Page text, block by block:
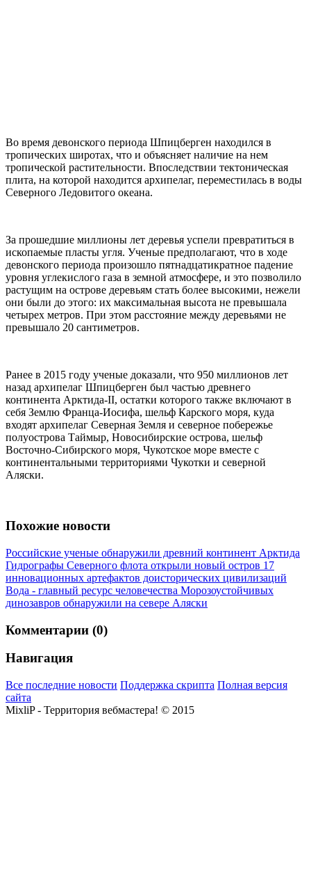
Во время девонского периода Шпицберген находился в
тропических широтах, что и объясняет наличие на нем
тропической растительности. Впоследствии тектоническая
плита, на которой находится архипелаг, переместилась в воды
Северного Ледовитого океана.
За прошедшие миллионы лет деревья успели превратиться в
ископаемые пласты угля. Ученые предполагают, что в ходе
девонского периода произошло пятнадцатикратное падение
уровня углекислого газа в земной атмосфере, и это позволило
растущим на острове деревьям стать более высокими, нежели
они были до этого: их максимальная высота не превышала
четырех метров. При этом расстояние между деревьями не
превышало 20 сантиметров.
Ранее в 2015 году ученые доказали, что 950 миллионов лет
назад архипелаг Шпицберген был частью древнего
континента Арктида-II, остатки которого также включают в
себя Землю Франца-Иосифа, шельф Карского моря, куда
входят архипелаг Северная Земля и северное побережье
полуострова Таймыр, Новосибирские острова, шельф
Восточно-Сибирского моря, Чукотское море вместе с
континентальными территориями Чукотки и северной
Аляски.
Похожие новости
Российские ученые обнаружили древний континент Арктида
Гидрографы Северного флота открыли новый остров 17
инновационных артефактов доисторических цивилизаций
Вода - главный ресурс человечества Морозоустойчивых
динозавров обнаружили на севере Аляски
Комментарии (0)
Навигация
Все последние новости Поддержка скрипта Полная версия
сайта
MixliP - Территория вебмастера! © 2015